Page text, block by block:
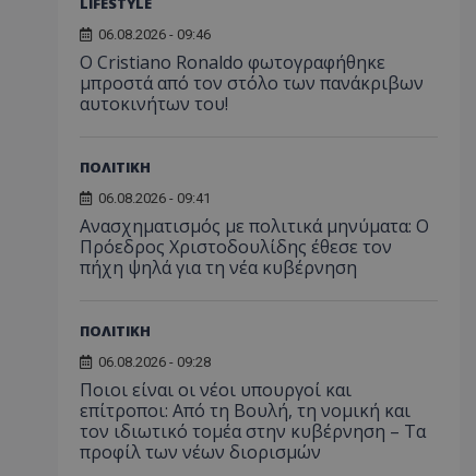
06.08.2026 - 09:46
Ο Cristiano Ronaldo φωτογραφήθηκε
μπροστά από τον στόλο των πανάκριβων
αυτοκινήτων του!
ΠΟΛΙΤΙΚΗ
06.08.2026 - 09:41
Ανασχηματισμός με πολιτικά μηνύματα: Ο
Πρόεδρος Χριστοδουλίδης έθεσε τον
πήχη ψηλά για τη νέα κυβέρνηση
ΠΟΛΙΤΙΚΗ
06.08.2026 - 09:28
Ποιοι είναι οι νέοι υπουργοί και
επίτροποι: Από τη Βουλή, τη νομική και
τον ιδιωτικό τομέα στην κυβέρνηση – Τα
προφίλ των νέων διορισμών